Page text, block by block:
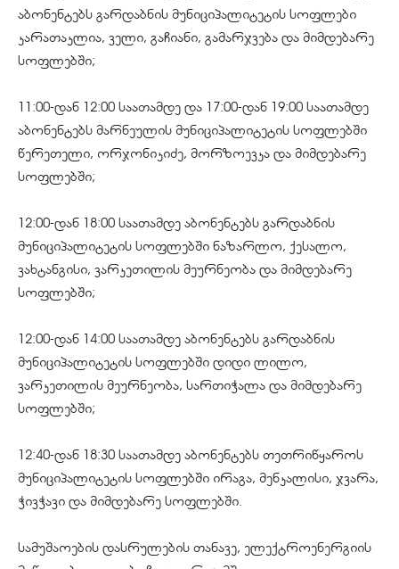
აბონენტებს გარდაბნის მუნიციპალიტეტის სოფლები
კარათაკლია, ველი, გაჩიანი, გამარჯვება და მიმდებარე
სოფლებში;
11:00-დან 12:00 საათამდე და 17:00-დან 19:00 საათამდე
აბონენტებს მარნეულის მუნიციპალიტეტის სოფლებში
წერეთელი, ორჯონიკიძე, მორზოევკა და მიმდებარე
სოფლებში;
12:00-დან 18:00 საათამდე აბონენტებს გარდაბნის
მუნიციპალიტეტის სოფლებში ნაზარლო, ქესალო,
ვახტანგისი, ვარკეთილის მეურნეობა და მიმდებარე
სოფლებში;
12:00-დან 14:00 საათამდე აბონენტებს გარდაბნის
მუნიციპალიტეტის სოფლებში დიდი ლილო,
ვარკეთილის მეურნეობა, სართიჭალა და მიმდებარე
სოფლებში;
12:40-დან 18:30 საათამდე აბონენტებს თეთრიწყაროს
მუნიციპალიტეტის სოფლებში ირაგა, მენკალისი, ჯვარა,
ჭივჭავი და მიმდებარე სოფლებში.
სამუშაოების დასრულების თანავე, ელექტროენერგიის